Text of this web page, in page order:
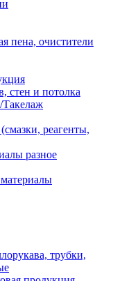
пена, очистители
стен и потолка
Такелаж
реагенты,
разное
трубки,